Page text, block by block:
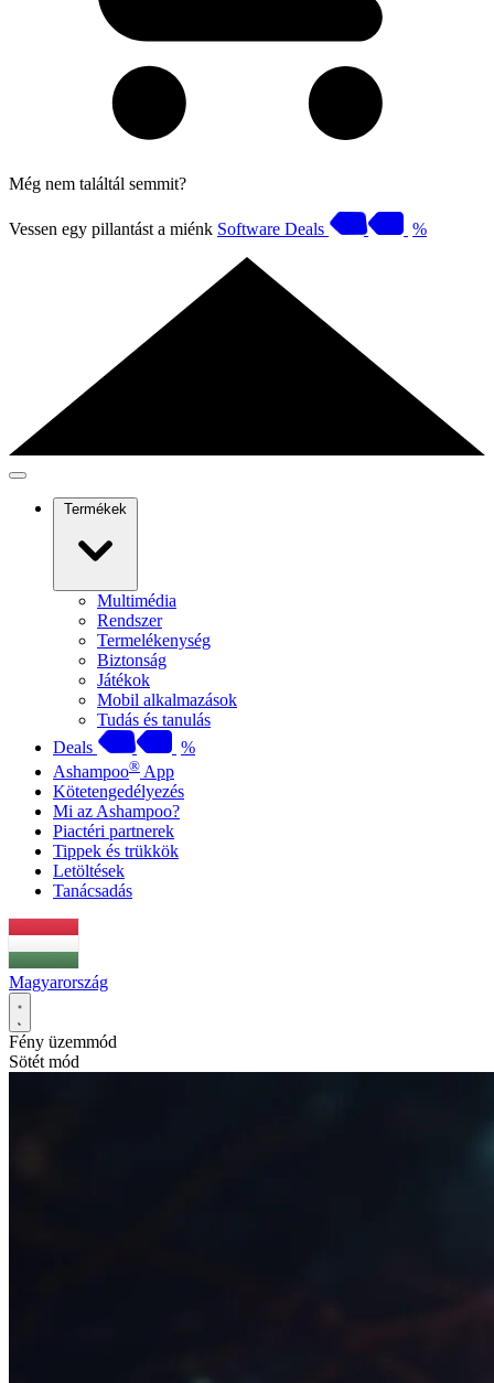
Még nem találtál semmit?
Vessen egy pillantást a miénk Software Deals %
Termékek
Multimédia
Rendszer
Termelékenység
Biztonság
Játékok
Mobil alkalmazások
Tudás és tanulás
Deals
%
Ashampoo® App
Kötetengedélyezés
Mi az Ashampoo?
Piactéri partnerek
Tippek és trükkök
Letöltések
Tanácsadás
Magyarország
Fény üzemmód
Sötét mód